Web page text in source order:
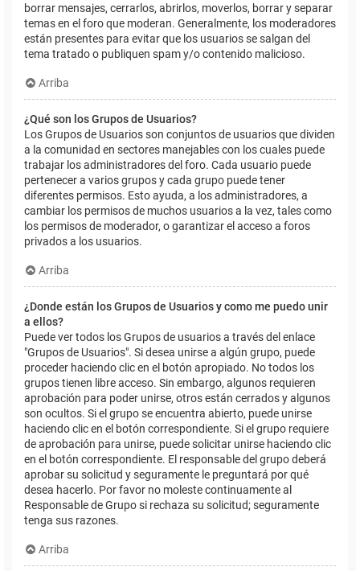
borrar mensajes, cerrarlos, abrirlos, moverlos, borrar y separar
temas en el foro que moderan. Generalmente, los moderadores
están presentes para evitar que los usuarios se salgan del
tema tratado o publiquen spam y/o contenido malicioso.
Arriba
¿Qué son los Grupos de Usuarios?
Los Grupos de Usuarios son conjuntos de usuarios que dividen
a la comunidad en sectores manejables con los cuales puede
trabajar los administradores del foro. Cada usuario puede
pertenecer a varios grupos y cada grupo puede tener
diferentes permisos. Esto ayuda, a los administradores, a
cambiar los permisos de muchos usuarios a la vez, tales como
los permisos de moderador, o garantizar el acceso a foros
privados a los usuarios.
Arriba
¿Donde están los Grupos de Usuarios y como me puedo unir
a ellos?
Puede ver todos los Grupos de usuarios a través del enlace
"Grupos de Usuarios". Si desea unirse a algún grupo, puede
proceder haciendo clic en el botón apropiado. No todos los
grupos tienen libre acceso. Sin embargo, algunos requieren
aprobación para poder unirse, otros están cerrados y algunos
son ocultos. Si el grupo se encuentra abierto, puede unirse
haciendo clic en el botón correspondiente. Si el grupo requiere
de aprobación para unirse, puede solicitar unirse haciendo clic
en el botón correspondiente. El responsable del grupo deberá
aprobar su solicitud y seguramente le preguntará por qué
desea hacerlo. Por favor no moleste continuamente al
Responsable de Grupo si rechaza su solicitud; seguramente
tenga sus razones.
Arriba